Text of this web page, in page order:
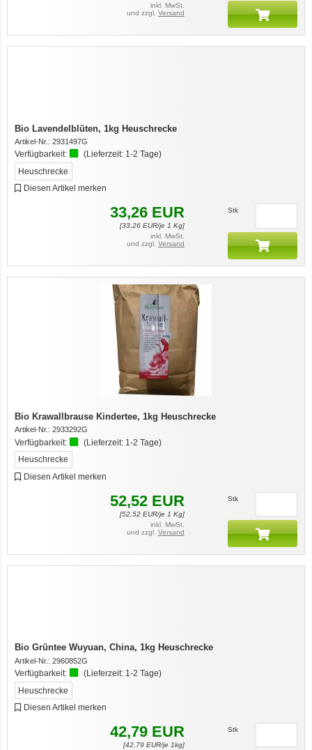
inkl. MwSt.
und zzgl. Versand
Bio Lavendelblüten, 1kg Heuschrecke
Artikel-Nr.: 2931497G
Verfügbarkeit: (Lieferzeit: 1-2 Tage)
Heuschrecke
Diesen Artikel merken
33,26 EUR
[33,26EUR/je 1 Kg]
inkl. MwSt.
und zzgl. Versand
Stk
Bio Krawallbrause Kindertee, 1kg Heuschrecke
Artikel-Nr.: 2933292G
Verfügbarkeit: (Lieferzeit: 1-2 Tage)
Heuschrecke
Diesen Artikel merken
52,52 EUR
[52,52EUR/je 1 Kg]
inkl. MwSt.
und zzgl. Versand
Stk
Bio Grüntee Wuyuan, China, 1kg Heuschrecke
Artikel-Nr.: 2960852G
Verfügbarkeit: (Lieferzeit: 1-2 Tage)
Heuschrecke
Diesen Artikel merken
42,79 EUR
[42,79EUR/je 1kg]
Stk